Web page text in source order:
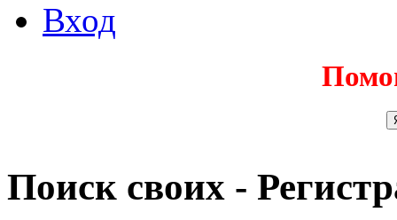
Вход
Поиск своих -